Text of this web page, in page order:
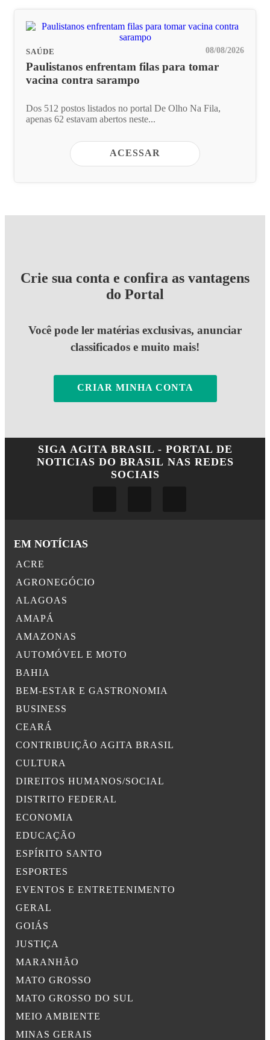
SAÚDE 08/08/2026
Paulistanos enfrentam filas para tomar
vacina contra sarampo
Dos 512 postos listados no portal De Olho Na Fila,
apenas 62 estavam abertos neste...
ACESSAR
Crie sua conta e confira as vantagens
do Portal
Você pode ler matérias exclusivas, anunciar
classificados e muito mais!
CRIAR MINHA CONTA
SIGA AGITA BRASIL - PORTAL DE
NOTICIAS DO BRASIL NAS REDES
SOCIAIS
EM NOTÍCIAS
ACRE
AGRONEGÓCIO
ALAGOAS
AMAPÁ
AMAZONAS
AUTOMÓVEL E MOTO
BAHIA
BEM-ESTAR E GASTRONOMIA
BUSINESS
CEARÁ
CONTRIBUIÇÃO AGITA BRASIL
CULTURA
DIREITOS HUMANOS/SOCIAL
DISTRITO FEDERAL
ECONOMIA
EDUCAÇÃO
ESPÍRITO SANTO
ESPORTES
EVENTOS E ENTRETENIMENTO
GERAL
GOIÁS
JUSTIÇA
MARANHÃO
MATO GROSSO
MATO GROSSO DO SUL
MEIO AMBIENTE
MINAS GERAIS